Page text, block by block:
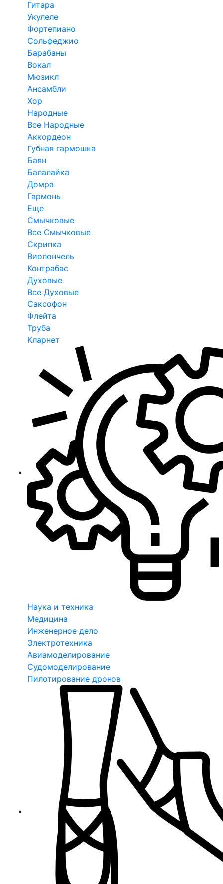
Гитара
Укулеле
Фортепиано
Сольфеджио
Барабаны
Вокал
Мюзикл
Ансамбли
Хор
Народные
Все Народные
Аккордеон
Губная гармошка
Баян
Балалайка
Домра
Гармонь
Еще
Смычковые
Все Смычковые
Скрипка
Виолончель
Контрабас
Духовые
Все Духовые
Саксофон
Флейта
Труба
Кларнет
Наука и техника
Медицина
Инженерное дело
Электротехника
Авиамоделирование
Судомоделирование
Пилотирование дронов